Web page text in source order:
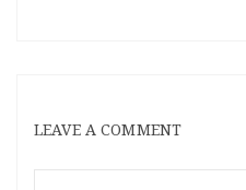
LEAVE A COMMENT